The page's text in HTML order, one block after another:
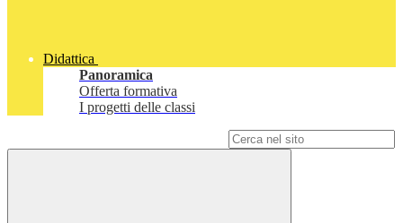
Didattica
Panoramica
Offerta formativa
I progetti delle classi